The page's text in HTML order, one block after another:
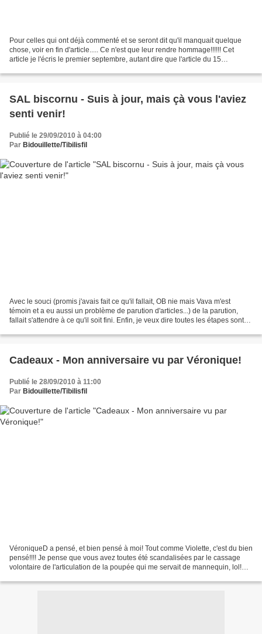
Pour celles qui ont déjà commenté et se seront dit qu'il manquait quelque
chose, voir en fin d'article..... Ce n'est que leur rendre hommage!!!!!! Cet
article je l'écris le premier septembre, autant dire que l'article du 15
SAL biscornu - Suis à jour, mais çà vous l'aviez
senti venir!
Publié le 29/09/2010 à 04:00
Par Bidouillette/Tibilisfil
Avec le souci (promis j'avais fait ce qu'il fallait, OB nie mais Vava m'est
témoin et a eu aussi un problème de parution d'articles...) de la parution,
fallait s'attendre à ce qu'il soit fini. Enfin, je veux dire toutes les étapes sont
Cadeaux - Mon anniversaire vu par Véronique!
Publié le 28/09/2010 à 11:00
Par Bidouillette/Tibilisfil
VéroniqueD a pensé, et bien pensé à moi! Tout comme Violette, c'est du bien
pensé!!!! Je pense que vous avez toutes été scandalisées par le cassage
volontaire de l'articulation de la poupée qui me servait de mannequin, lol!